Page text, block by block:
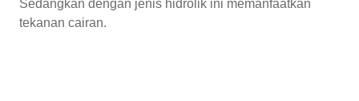
Sedangkan dengan jenis hidrolik ini memanfaatkan
tekanan cairan.